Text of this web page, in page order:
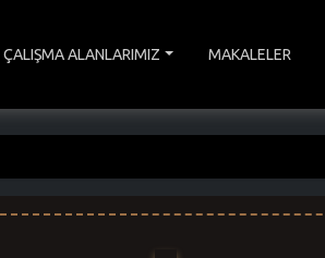
ÇALIŞMA ALANLARIMIZ MAKALELER